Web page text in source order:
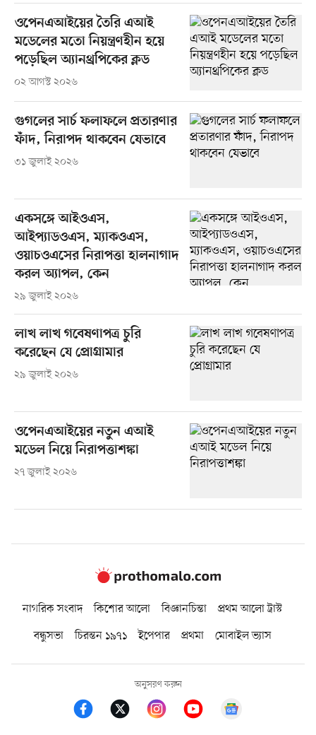
ওপেনএআইয়ের তৈরি এআই
মডেলের মতো নিয়ন্ত্রণহীন হয়ে
পড়েছিল অ্যানথ্রপিকের ক্লড
০২ আগস্ট ২০২৬
গুগলের সার্চ ফলাফলে প্রতারণার
ফাঁদ, নিরাপদ থাকবেন যেভাবে
৩১ জুলাই ২০২৬
একসঙ্গে আইওএস,
আইপ্যাডওএস, ম্যাকওএস,
ওয়াচওএসের নিরাপত্তা হালনাগাদ
করল অ্যাপল, কেন
২৯ জুলাই ২০২৬
লাখ লাখ গবেষণাপত্র চুরি
করেছেন যে প্রোগ্রামার
২৯ জুলাই ২০২৬
ওপেনএআইয়ের নতুন এআই
মডেল নিয়ে নিরাপত্তাশঙ্কা
২৭ জুলাই ২০২৬
নাগরিক সংবাদ কিশোর আলো বিজ্ঞানচিন্তা
প্রথম আলো ট্রাস্ট
বন্ধুসভা
চিরন্তন ১৯৭১ ইপেপার প্রথমা মোবাইল ভ্যাস
অনুসরণ করুন